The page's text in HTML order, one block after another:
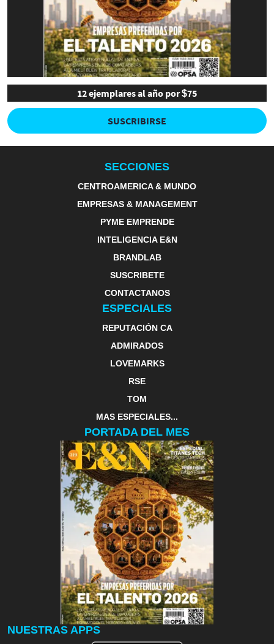
12 ejemplares al año por $75
SUSCRIBIRSE
SECCIONES
CENTROAMERICA & MUNDO
EMPRESAS & MANAGEMENT
PYME EMPRENDE
INTELIGENCIA E&N
BRANDLAB
SUSCRIBETE
CONTACTANOS
ESPECIALES
REPUTACIÓN CA
ADMIRADOS
LOVEMARKS
RSE
TOM
MAS ESPECIALES...
PORTADA DEL MES
NUESTRAS APPS